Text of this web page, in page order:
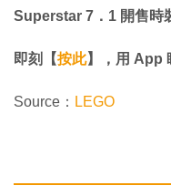
Superstar 7．1 開售時
即刻【按此】，用 App
Source： LEGO